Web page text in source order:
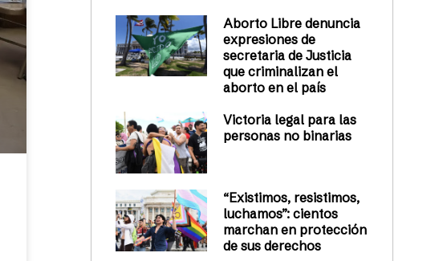
Aborto Libre denuncia
expresiones de
secretaria de Justicia
que criminalizan el
aborto en el país
Victoria legal para las
personas no binarias
“Existimos, resistimos,
luchamos”: cientos
marchan en protección
de sus derechos